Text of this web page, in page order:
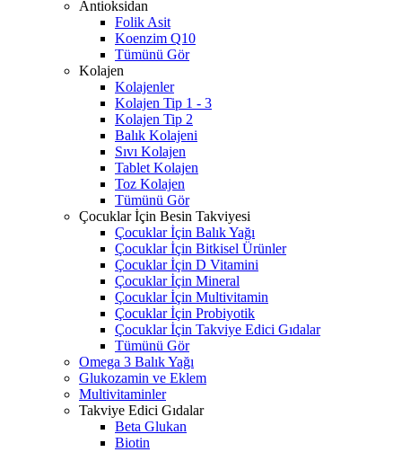
Antioksidan
Folik Asit
Koenzim Q10
Tümünü Gör
Kolajen
Kolajenler
Kolajen Tip 1 - 3
Kolajen Tip 2
Balık Kolajeni
Sıvı Kolajen
Tablet Kolajen
Toz Kolajen
Tümünü Gör
Çocuklar İçin Besin Takviyesi
Çocuklar İçin Balık Yağı
Çocuklar İçin Bitkisel Ürünler
Çocuklar İçin D Vitamini
Çocuklar İçin Mineral
Çocuklar İçin Multivitamin
Çocuklar İçin Probiyotik
Çocuklar İçin Takviye Edici Gıdalar
Tümünü Gör
Omega 3 Balık Yağı
Glukozamin ve Eklem
Multivitaminler
Takviye Edici Gıdalar
Beta Glukan
Biotin